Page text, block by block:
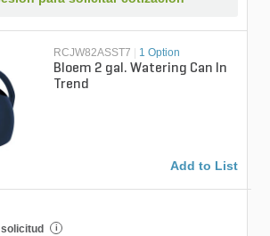
RCJW82ASST7 | 1 Option
Bloem 2 gal. Watering Can In
Trend
Add to List
i